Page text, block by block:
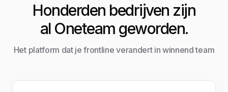
Honderden bedrijven zijn
al Oneteam geworden.
Het platform dat je frontline verandert in winnend team